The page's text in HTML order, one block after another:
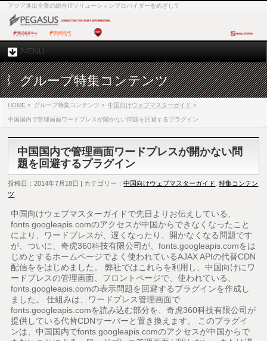
アジア進出企業の総合ITソリューションプロバイダーをめざして
MENU
グループ特集コンテンツ
HOME » グループ特集コンテンツ » 中国向けウェブマスターガイド »
中国国内で管理画面ワードプレスが開かない問題を回避するプラグイン
中国国内で管理画面ワードプレスが開かない問
題を回避するプラグイン
投稿日：2014年7月18日 | カテゴリー：中国向けウェブマスターガイド ,特集コンテン
ツ
中国向けウェブマスターガイドで先日よりお伝えしている、
fonts.googleapis.comのアクセスが中国からできなくなったこと
により、ワードプレスが、遅くなったり、開かなくなる問題です
が、ついに、奇虎360科技有限公司が、fonts.googleapis.comをは
じめとするホームページでよく使われているAJAX APIの代替CDN
配信ををはじめました。 弊社ではこれらを利用し、中国向けにワ
ードプレスの管理画面、フロントページで、使われている、
fonts.googleapis.comの表示問題を回避するプラグインを作成し
ました。 仕組みは、ワードプレス管理画面で
fonts.googleapis.comを読み込む部分を、奇虎360科技有限公司が
提供している代替CDNサーバーと置き換えます。 このプラグイ
ンは、中国国内でfonts.googleapis.comのアクセスが中国からで